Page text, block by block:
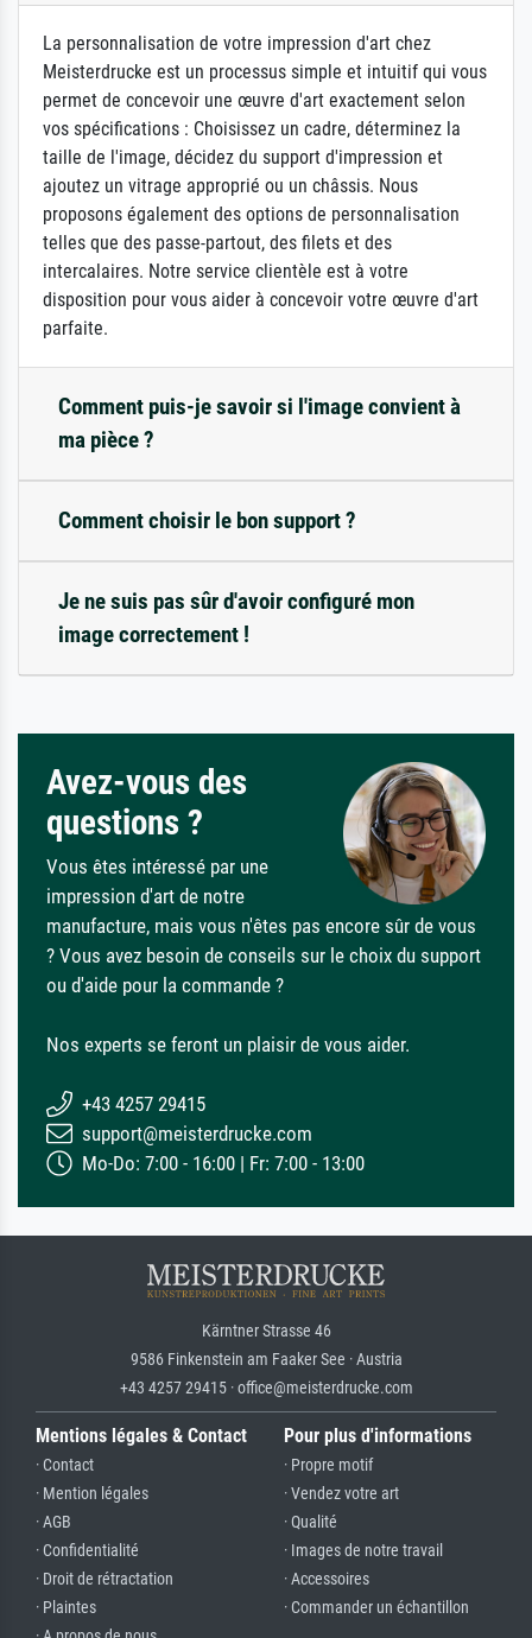
La personnalisation de votre impression d'art chez
Meisterdrucke est un processus simple et intuitif qui vous
permet de concevoir une œuvre d'art exactement selon
vos spécifications : Choisissez un cadre, déterminez la
taille de l'image, décidez du support d'impression et
ajoutez un vitrage approprié ou un châssis. Nous
proposons également des options de personnalisation
telles que des passe-partout, des filets et des
intercalaires. Notre service clientèle est à votre
disposition pour vous aider à concevoir votre œuvre d'art
parfaite.
Comment puis-je savoir si l'image convient à
ma pièce ?
Comment choisir le bon support ?
Je ne suis pas sûr d'avoir configuré mon
image correctement !
Avez-vous des
questions ?
Vous êtes intéressé par une
impression d'art de notre
manufacture, mais vous n'êtes pas encore sûr de vous
? Vous avez besoin de conseils sur le choix du support
ou d'aide pour la commande ?
Nos experts se feront un plaisir de vous aider.
+43 4257 29415
support@meisterdrucke.com
Mo-Do: 7:00 - 16:00 | Fr: 7:00 - 13:00
Kärntner Strasse 46
9586 Finkenstein am Faaker See · Austria
+43 4257 29415 · office@meisterdrucke.com
Mentions légales & Contact
· Contact
· Mention légales
· AGB
· Confidentialité
· Droit de rétractation
· Plaintes
Pour plus d'informations
· Propre motif
· Vendez votre art
· Qualité
· Images de notre travail
· Accessoires
· Commander un échantillon